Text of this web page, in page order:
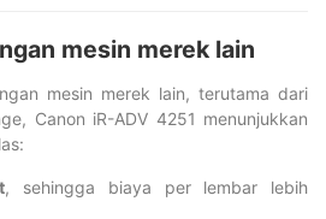
mesin merek lain
mesin merek lain, terutama dari
Canon iR-ADV 4251 menunjukkan
, sehingga biaya per lembar lebih